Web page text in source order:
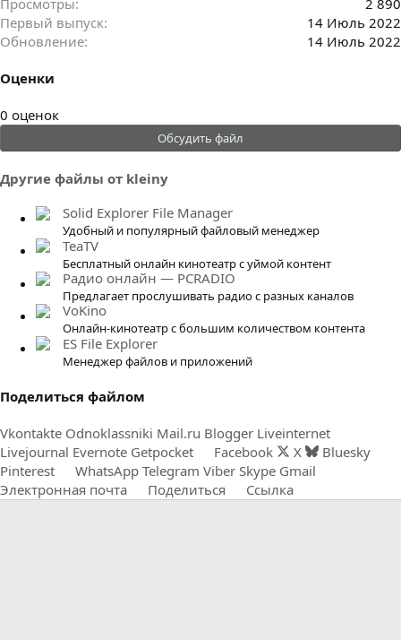
Просмотры
2 890
Первый выпуск
14 Июль 2022
Обновление
14 Июль 2022
Оценки
0
.
0
0
з
0 оценок
Обсудить файл
Другие файлы от kleiny
Solid Explorer File Manager
Удобный и популярный файловый менеджер
TeaTV
Бесплатный онлайн кинотеатр с уймой контент
Радио онлайн — PCRADIO
Предлагает прослушивать радио с разных каналов
VoKino
Онлайн-кинотеатр с большим количеством контента
ES File Explorer
Менеджер файлов и приложений
Поделиться файлом
Vkontakte Odnoklassniki Mail.ru Blogger Liveinternet
Livejournal Evernote Getpocket Facebook X
Bluesky
Pinterest
WhatsApp Telegram Viber Skype Gmail
Электронная почта
Поделиться Ссылка